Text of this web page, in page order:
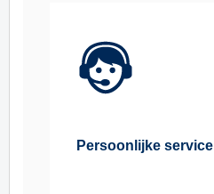
Persoonlijke service